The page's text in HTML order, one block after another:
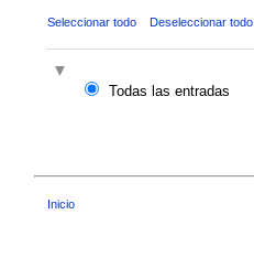
Seleccionar todo Deseleccionar todo
Todas las entradas
Inicio